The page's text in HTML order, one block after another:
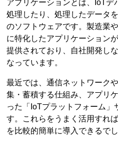
アプリケーションとは、IoTデ
処理したり、処理したデータ
のソフトウェアです。製造業
に特化したアプリケーション
提供されており、自社開発し
なっています。
最近では、通信ネットワーク
集・蓄積する仕組み、アプリ
った「IoTプラットフォーム」
す。これらをうまく活用すれ
を比較的簡単に導入できるでし